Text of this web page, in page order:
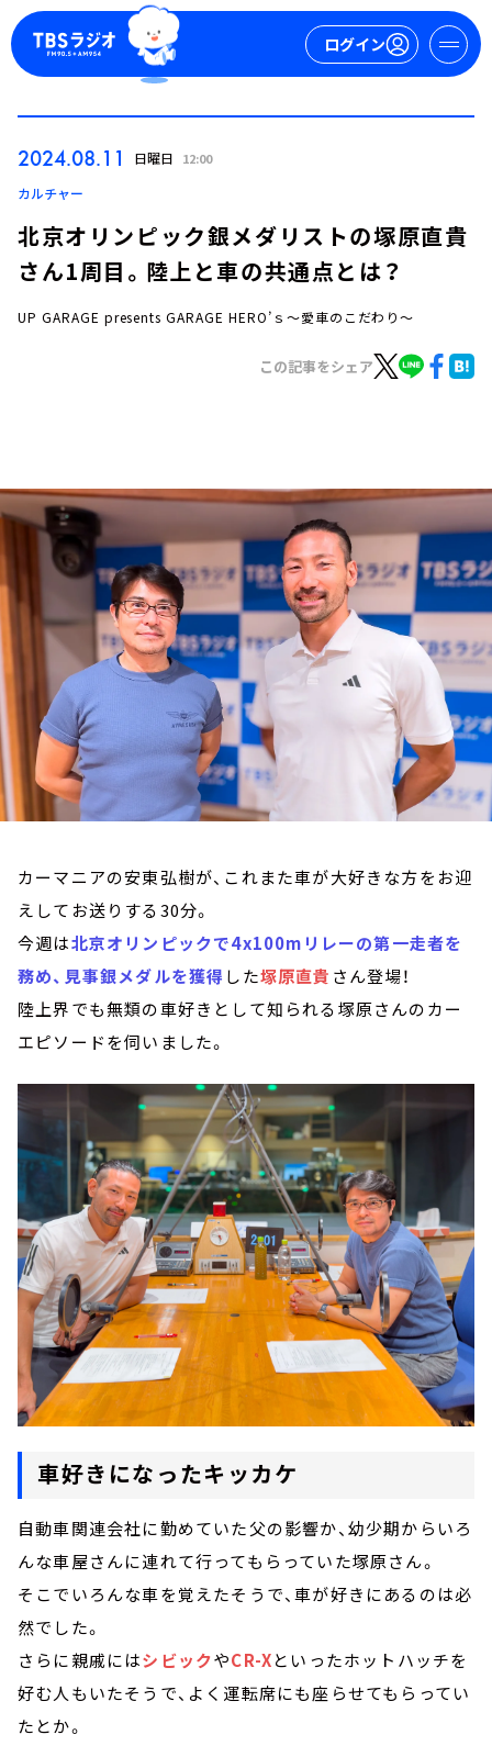
ログイン
お知らせ
イベント・グッズ
YouTube
会社情報
2024.08.11 日曜日 12:00
カルチャー
北京オリンピック銀メダリストの塚原直貴
さん1周目。陸上と車の共通点とは？
UP GARAGE presents GARAGE HERO’ｓ～愛車のこだわり～
この記事をシェア
カーマニアの安東弘樹が、これまた車が大好きな方をお迎
えしてお送りする30分。
今週は北京オリンピックで4x100mリレーの第一走者を
務め、見事銀メダルを獲得 した塚原直貴 さん登場！
陸上界でも無類の車好きとして知られる塚原さんのカー
エピソードを伺いました。
車好きになったキッカケ
自動車関連会社に勤めていた父の影響か、幼少期からいろ
んな車屋さんに連れて行ってもらっていた塚原さん。
そこでいろんな車を覚えたそうで、車が好きにあるのは必
然でした。
さらに親戚にはシビックやCR-Xといったホットハッチを
好む人もいたそうで、よく運転席にも座らせてもらってい
たとか。